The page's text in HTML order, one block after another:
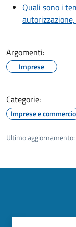
Quali sono i
Argomenti:
Imprese
Categorie:
Imprese e commercio
Ultimo aggiornamento: